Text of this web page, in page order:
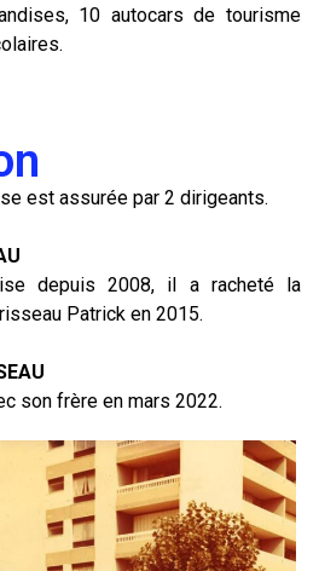
10 autocars de tourisme
est assurée par 2 dirigeants.
depuis 2008, il a racheté la
Patrick en 2015.
son frère en mars 2022.